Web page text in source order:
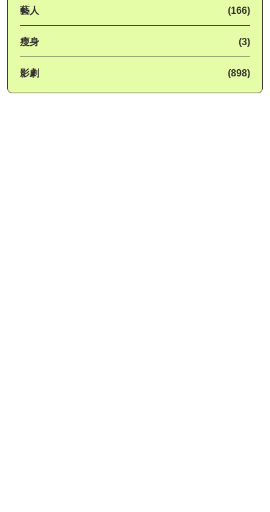
藝人 (166)
瘦身 (3)
影劇 (898)